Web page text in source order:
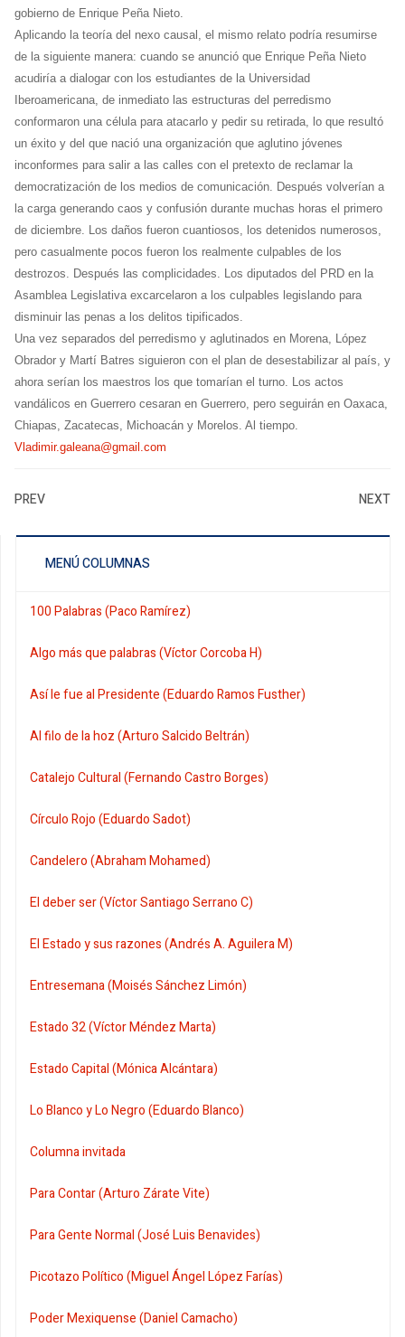
gobierno de Enrique Peña Nieto.
Aplicando la teoría del nexo causal, el mismo relato podría resumirse
de la siguiente manera: cuando se anunció que Enrique Peña Nieto
acudiría a dialogar con los estudiantes de la Universidad
Iberoamericana, de inmediato las estructuras del perredismo
conformaron una célula para atacarlo y pedir su retirada, lo que resultó
un éxito y del que nació una organización que aglutino jóvenes
inconformes para salir a las calles con el pretexto de reclamar la
democratización de los medios de comunicación. Después volverían a
la carga generando caos y confusión durante muchas horas el primero
de diciembre. Los daños fueron cuantiosos, los detenidos numerosos,
pero casualmente pocos fueron los realmente culpables de los
destrozos. Después las complicidades. Los diputados del PRD en la
Asamblea Legislativa excarcelaron a los culpables legislando para
disminuir las penas a los delitos tipificados.
Una vez separados del perredismo y aglutinados en Morena, López
Obrador y Martí Batres siguieron con el plan de desestabilizar al país, y
ahora serían los maestros los que tomarían el turno. Los actos
vandálicos en Guerrero cesaran en Guerrero, pero seguirán en Oaxaca,
Chiapas, Zacatecas, Michoacán y Morelos. Al tiempo.
Vladimir.galeana@gmail.com
PREV NEXT
MENÚ COLUMNAS
100 Palabras (Paco Ramírez)
Algo más que palabras (Víctor Corcoba H)
Así le fue al Presidente (Eduardo Ramos Fusther)
Al filo de la hoz (Arturo Salcido Beltrán)
Catalejo Cultural (Fernando Castro Borges)
Círculo Rojo (Eduardo Sadot)
Candelero (Abraham Mohamed)
El deber ser (Víctor Santiago Serrano C)
El Estado y sus razones (Andrés A. Aguilera M)
Entresemana (Moisés Sánchez Limón)
Estado 32 (Víctor Méndez Marta)
Estado Capital (Mónica Alcántara)
Lo Blanco y Lo Negro (Eduardo Blanco)
Columna invitada
Para Contar (Arturo Zárate Vite)
Para Gente Normal (José Luis Benavides)
Picotazo Político (Miguel Ángel López Farías)
Poder Mexiquense (Daniel Camacho)